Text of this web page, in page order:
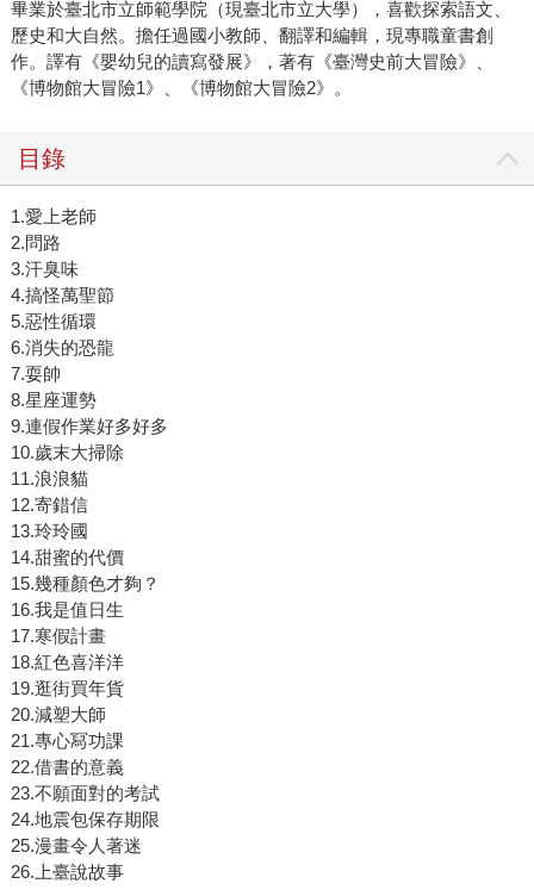
畢業於臺北市立師範學院（現臺北市立大學），喜歡探索語文、
歷史和大自然。擔任過國小教師、翻譯和編輯，現專職童書創
作。譯有《嬰幼兒的讀寫發展》，著有《臺灣史前大冒險》、
《博物館大冒險1》、《博物館大冒險2》。
目錄
1.愛上老師
2.問路
3.汗臭味
4.搞怪萬聖節
5.惡性循環
6.消失的恐龍
7.耍帥
8.星座運勢
9.連假作業好多好多
10.歲末大掃除
11.浪浪貓
12.寄錯信
13.玲玲國
14.甜蜜的代價
15.幾種顏色才夠？
16.我是值日生
17.寒假計畫
18.紅色喜洋洋
19.逛街買年貨
20.減塑大師
21.專心冩功課
22.借書的意義
23.不願面對的考試
24.地震包保存期限
25.漫畫令人著迷
26.上臺說故事